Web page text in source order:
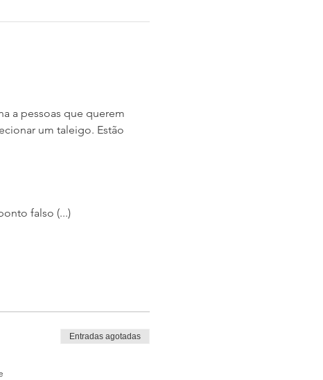
a pessoas que querem
um taleigo. Estão
falso (...)
Entradas agotadas